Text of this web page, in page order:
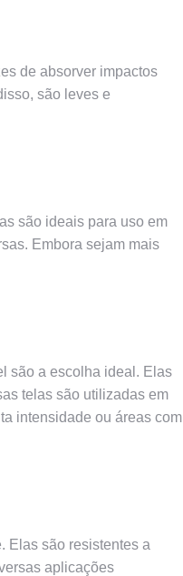
de absorver impactos
são leves e
são ideais para uso em
Embora sejam mais
são a escolha ideal. Elas
telas são utilizadas em
intensidade ou áreas com
Elas são resistentes a
aplicações